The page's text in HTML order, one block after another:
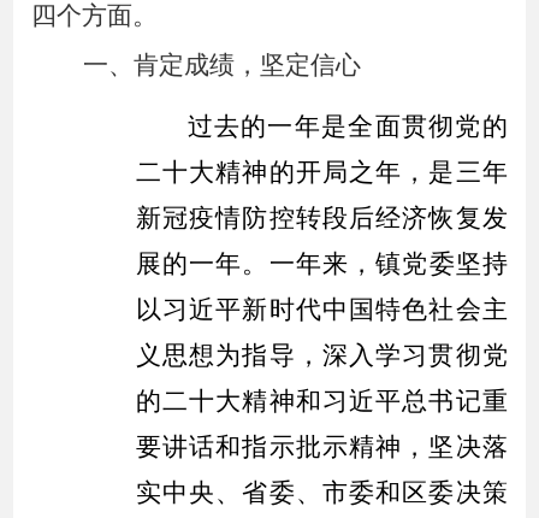
四个方面。
一、 肯定成绩，坚定信心
过去的一年是全面贯彻党的
二十大精神的开局之年，是三年
新冠疫情防控转段后经济恢复发
展的一年。一年来，镇党委坚持
以习近平新时代中国特色社会主
义思想为指导，深入学习贯彻党
的二十大精神和习近平总书记重
要讲话和指示批示精神，坚决落
实中央、省委、市委和区委决策